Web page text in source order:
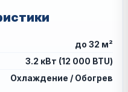
до 32 м²
3.2 кВт (12 000 BTU)
Охлаждение / Обогрев